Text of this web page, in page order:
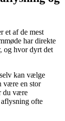
et af de mest
har direkte
og hvor dyrt det
kan vælge
være en stor
du være
ofte